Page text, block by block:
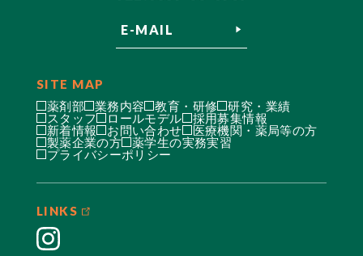
E-MAIL
SITE MAP
薬剤部 業務内容 教育・研修
研究・業績
スタッフ
ロールモデル
採用募集情報
新着情報
お問い合わせ
医療機関・薬局等の方
製薬企業の方
薬学生の実務実習
プライバシーポリシー
LINKS